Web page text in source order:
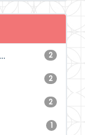
2
2
2
1